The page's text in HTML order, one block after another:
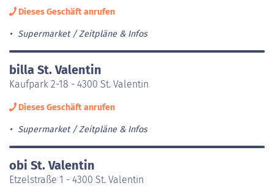
Dieses Geschäft anrufen
Supermarket Zeitpläne & Infos
billa St. Valentin
Kaufpark 2-18 - 4300 St. Valentin
Dieses Geschäft anrufen
Supermarket Zeitpläne & Infos
obi St. Valentin
Etzelstraße 1 - 4300 St. Valentin